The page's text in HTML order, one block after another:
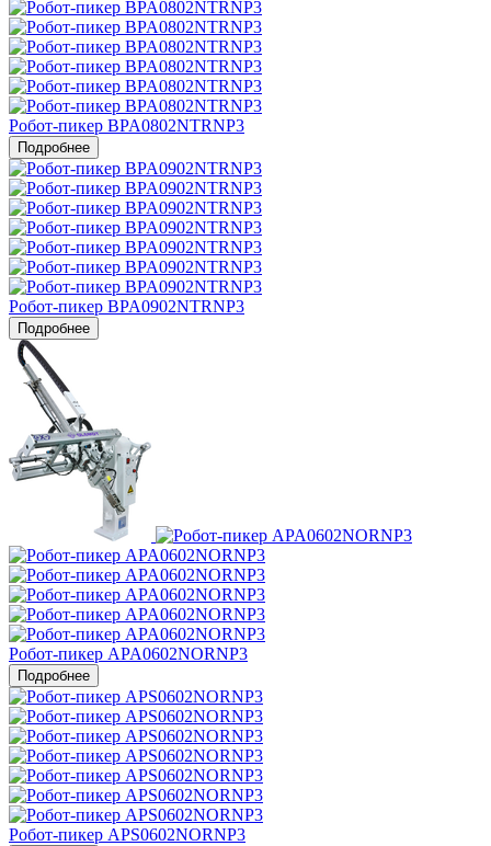
Робот-пикер BPA0802NTRNP3
Подробнее
Робот-пикер BPA0902NTRNP3
Подробнее
Робот-пикер APA0602NORNP3
Подробнее
Робот-пикер APS0602NORNP3